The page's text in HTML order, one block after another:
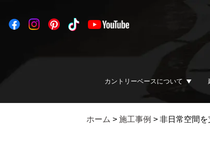
カントリーベースについて
ホーム > 施工事例 > 非日常空間